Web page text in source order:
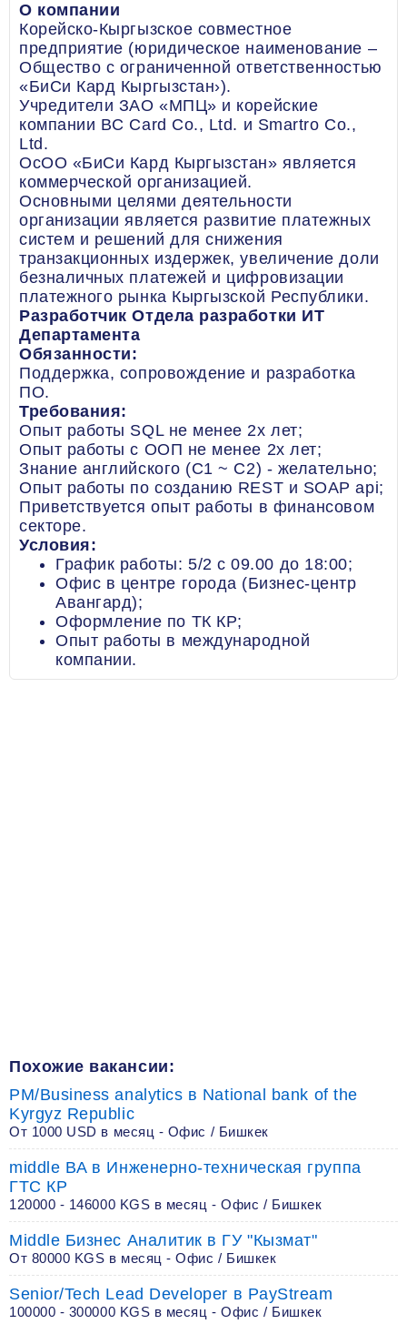
О компании
Корейско-Кыргызское совместное
предприятие (юридическое наименование –
Общество с ограниченной ответственностью
«БиСи Кард Кыргызстан›).
Учредители ЗАО «МПЦ» и корейские
компании BC Card Со., Ltd. и Smartro Co.,
Ltd.
ОсОО «БиСи Кард Кыргызстан» является
коммерческой организацией.
Основными целями деятельности
организации является развитие платежных
систем и решений для снижения
транзакционных издержек, увеличение доли
безналичных платежей и цифровизации
платежного рынка Кыргызской Республики.
Разработчик Отдела разработки ИТ
Департамента
Обязанности:
Поддержка, сопровождение и разработка
ПО.
Требования:
Опыт работы SQL не менее 2х лет;
Опыт работы с ООП не менее 2х лет;
Знание английского (C1 ~ C2) - желательно;
Опыт работы по созданию REST и SOAP api;
Приветствуется опыт работы в финансовом
секторе.
Условия:
График работы: 5/2 с 09.00 до 18:00;
Офис в центре города (Бизнес-центр
Авангард);
Оформление по ТК КР;
Опыт работы в международной
компании.
Похожие вакансии:
PM/Business analytics в National bank of the
Kyrgyz Republic
От 1000 USD в месяц - Офис / Бишкек
middle BA в Инженерно-техническая группа
ГТС КР
120000 - 146000 KGS в месяц - Офис / Бишкек
Middle Бизнес Аналитик в ГУ "Кызмат"
От 80000 KGS в месяц - Офис / Бишкек
Senior/Tech Lead Developer в PayStream
100000 - 300000 KGS в месяц - Офис / Бишкек